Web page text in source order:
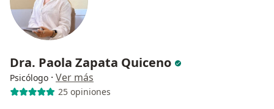
Dra. Paola Zapata Quiceno
Psicólogo · Ver más
25 opiniones